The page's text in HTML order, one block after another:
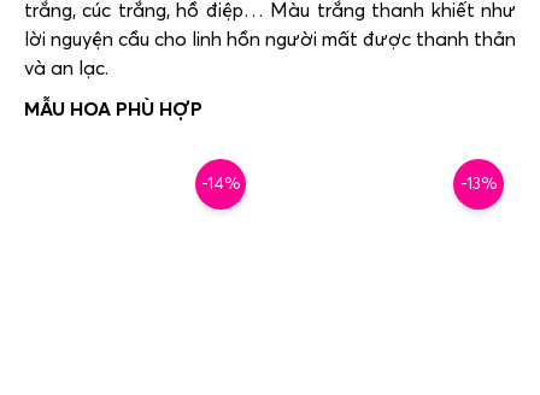
trắng, cúc trắng, hồ điệp… Màu trắng thanh khiết như
lời nguyện cầu cho linh hồn người mất được thanh thản
và an lạc.
-14% -13%